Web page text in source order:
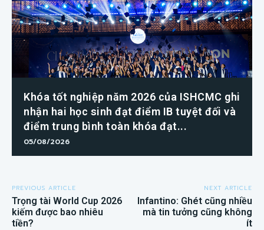
Khóa tốt nghiệp năm 2026 của ISHCMC ghi
nhận hai học sinh đạt điểm IB tuyệt đối và
điểm trung bình toàn khóa đạt...
05/08/2026
PREVIOUS ARTICLE
Trọng tài World Cup 2026
kiếm được bao nhiêu
tiền?
NEXT ARTICLE
Infantino: Ghét cũng nhiều
mà tin tưởng cũng không
ít